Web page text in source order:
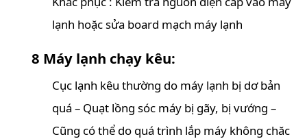
lạnh hoặc sửa board mạch máy lạnh
8 Máy lạnh chạy kêu:
Cục lạnh kêu thường do máy lạnh bị dơ bản
quá – Quạt lồng sóc máy bị gãy, bị vướng –
Cũng có thể do quá trình lắp máy không chăc